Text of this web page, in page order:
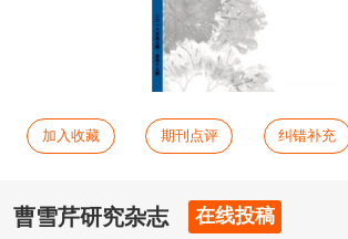
加入收藏 期刊点评 纠错补充
曹雪芹研究杂志 在线投稿